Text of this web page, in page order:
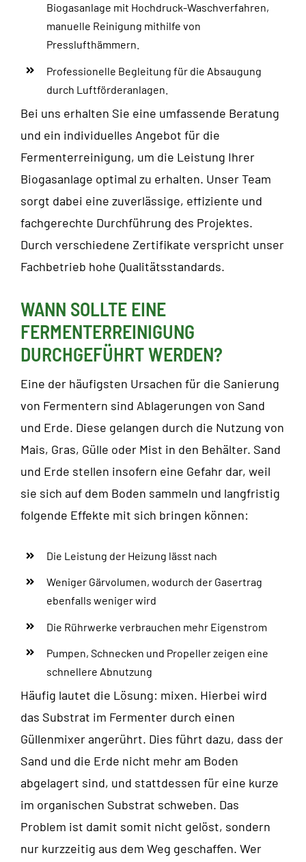
Biogasanlage mit Hochdruck-Waschverfahren,
manuelle Reinigung mithilfe von
Presslufthämmern.
Professionelle Begleitung für die Absaugung
durch Luftförderanlagen.
Bei uns erhalten Sie eine umfassende Beratung
und ein individuelles Angebot für die
Fermenterreinigung, um die Leistung Ihrer
Biogasanlage optimal zu erhalten. Unser Team
sorgt dabei eine zuverlässige, effiziente und
fachgerechte Durchführung des Projektes.
Durch verschiedene Zertifikate verspricht unser
Fachbetrieb hohe Qualitätsstandards.
WANN SOLLTE EINE
FERMENTERREINIGUNG
DURCHGEFÜHRT WERDEN?
Eine der häufigsten Ursachen für die Sanierung
von Fermentern sind Ablagerungen von Sand
und Erde. Diese gelangen durch die Nutzung von
Mais, Gras, Gülle oder Mist in den Behälter. Sand
und Erde stellen insofern eine Gefahr dar, weil
sie sich auf dem Boden sammeln und langfristig
folgende Effekte mit sich bringen können:
Die Leistung der Heizung lässt nach
Weniger Gärvolumen, wodurch der Gasertrag
ebenfalls weniger wird
Die Rührwerke verbrauchen mehr Eigenstrom
Pumpen, Schnecken und Propeller zeigen eine
schnellere Abnutzung
Häufig lautet die Lösung: mixen. Hierbei wird
das Substrat im Fermenter durch einen
Güllenmixer angerührt. Dies führt dazu, dass der
Sand und die Erde nicht mehr am Boden
abgelagert sind, und stattdessen für eine kurze
im organischen Substrat schweben. Das
Problem ist damit somit nicht gelöst, sondern
nur kurzzeitig aus dem Weg geschaffen. Wer